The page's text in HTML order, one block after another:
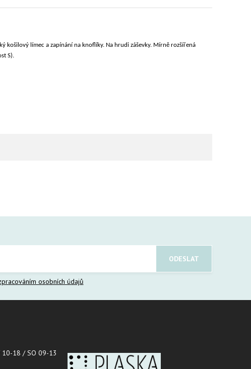
košilový límec a zapínání na knoflíky. Na hrudi záševky. Mírně rozšířená
S).
osobních údajů
10-18 / SO 09-13